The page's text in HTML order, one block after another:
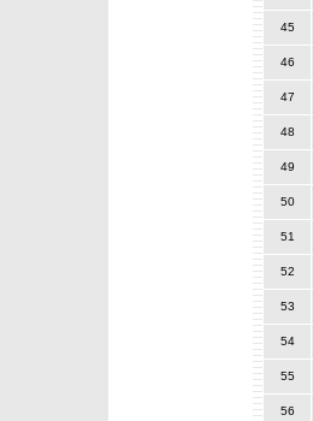
45
46
47
48
49
50
51
52
53
54
55
56